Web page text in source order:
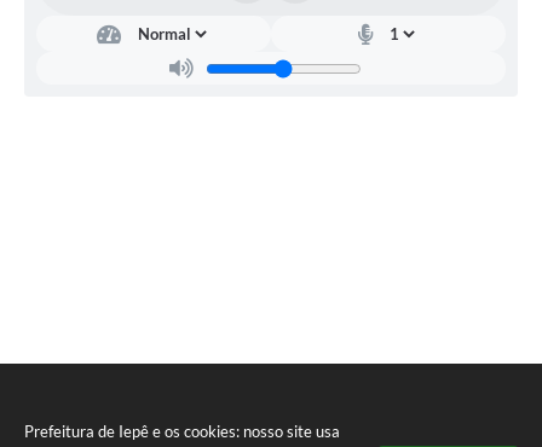
Prefeitura de Iepê e os cookies: nosso site usa